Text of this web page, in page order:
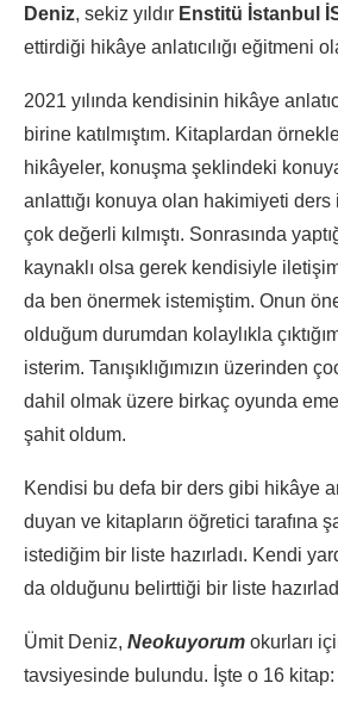
Deniz, sekiz yıldır Enstitü İstanbul
ettirdiği hikâye anlatıcılığı eğitmeni
2021 yılında kendisinin hikâye
birine katılmıştım. Kitaplardan
hikâyeler, konuşma şeklindeki konuya
anlattığı konuya olan hakimiyeti
çok değerli kılmıştı. Sonrasında
kaynaklı olsa gerek kendisiyle
da ben önermek istemiştim. Onun
olduğum durumdan kolaylıkla
isterim. Tanışıklığımızın üzerinden
dahil olmak üzere birkaç oyunda
şahit oldum.
Kendisi bu defa bir ders gibi hikâye
duyan ve kitapların öğretici tarafına
istediğim bir liste hazırladı. Kendi
da olduğunu belirttiği bir liste
Ümit Deniz, Neokuyorum okurları
tavsiyesinde bulundu. İşte o 16 kitap: